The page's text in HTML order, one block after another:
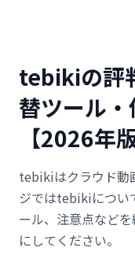
tebikiの評
替ツール
【2026年版
tebikiはクラウド動
ジではtebikiについ
ール、注意点など
にしてください。